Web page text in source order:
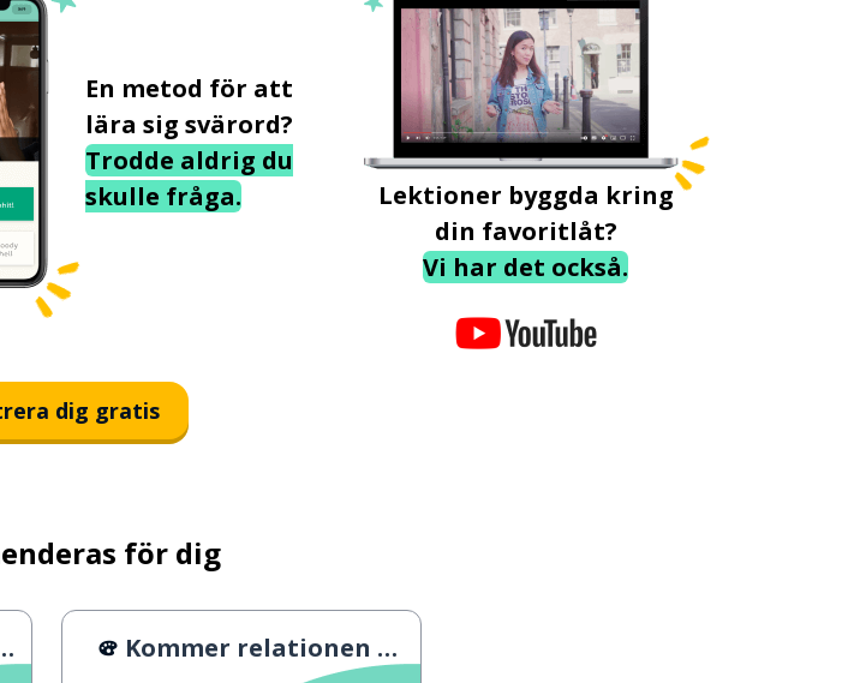
En metod för att
lära sig svärord?
Trodde aldrig du
skulle fråga.
Lektioner byggda kring
din favoritlåt?
Vi har det också.
dig gratis
för dig
Kommer relationen att överleva?